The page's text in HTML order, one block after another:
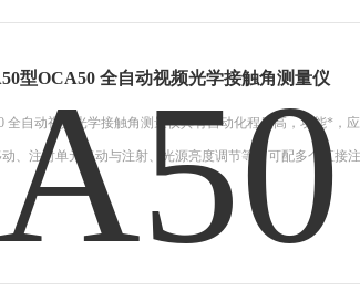
型OCA50 全自动视频光学接触角测量仪
全自动视频光学接触角测量仪具有自动化程度高，功能*，
、注射单元移动与注射、光源亮度调节等。可配多个直接